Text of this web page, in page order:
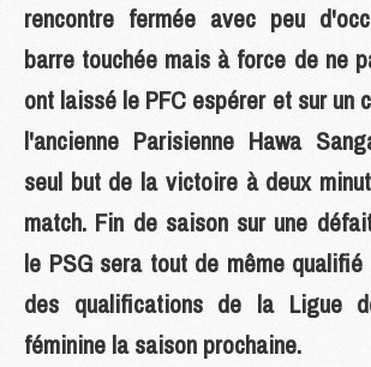
rencontre fermée avec peu
barre touchée mais à force de ne
ont laissé le PFC espérer et sur un
l'ancienne Parisienne Hawa
seul but de la victoire à deux
match. Fin de saison sur une
le PSG sera tout de même
des qualifications de la Ligue
féminine la saison prochaine.